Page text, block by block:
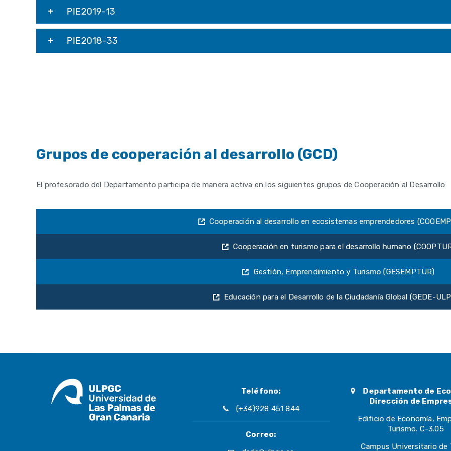
PIE2019-13
PIE2018-33
Grupos de cooperación al desarrollo (GCD)
El profesorado del Departamento participa de manera activa en los siguientes grupos de Cooperación al Desarrollo:
Cooperación al desarrollo en ecosistemas emprendedores
Cooperación en turismo para el desarrollo humano
Gestión, Emprendimiento y Turismo (GESEMPTUR)
Educación para el Desarrollo de la Ciudadanía Global (GEDE-
Teléfono:
(+34)928 451 844
Correo:
Departamento de
Dirección de
Edificio de Economía,
Turismo. C-3.05
Campus Universitario de